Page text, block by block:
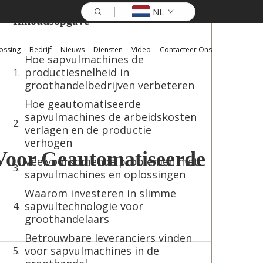
NL
Bedrijf Nieuws Diensten Video Contacteer Ons
Geautomatiseerde
Inhoudsopgave
Hoe sapvulmachines de
productiesnelheid in
groothandelbedrijven verbeteren
Hoe geautomatiseerde
sapvulmachines de arbeidskosten
verlagen en de productie
verhogen
Veelvoorkomende problemen met
sapvulmachines en oplossingen
Waarom investeren in slimme
sapvultechnologie voor
groothandelaars
Betrouwbare leveranciers vinden
voor sapvulmachines in de